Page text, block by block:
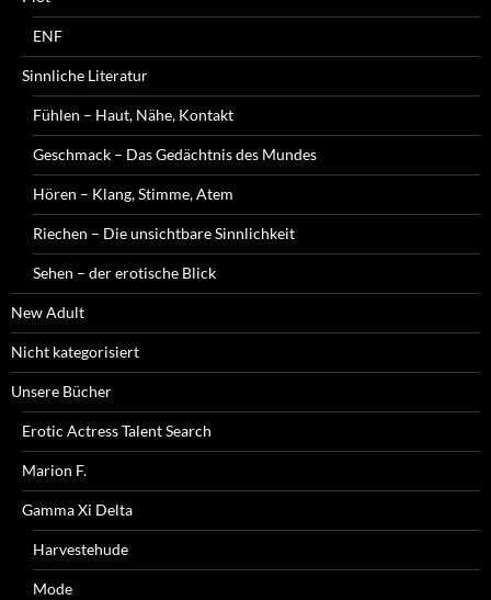
ENF
Sinnliche Literatur
Fühlen – Haut, Nähe, Kontakt
Geschmack – Das Gedächtnis des Mundes
Hören – Klang, Stimme, Atem
Riechen – Die unsichtbare Sinnlichkeit
Sehen – der erotische Blick
New Adult
Nicht kategorisiert
Unsere Bücher
Erotic Actress Talent Search
Marion F.
Gamma Xi Delta
Harvestehude
Mode